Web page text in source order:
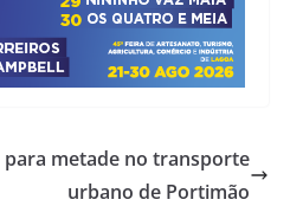
metade no transporte
urbano de Portimão